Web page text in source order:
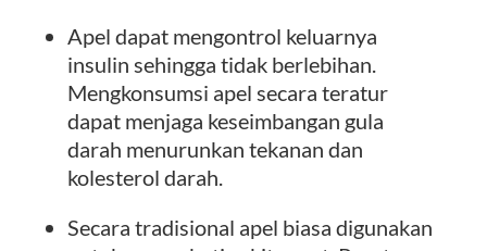
Apel dapat mengontrol keluarnya
insulin sehingga tidak berlebihan.
Mengkonsumsi apel secara teratur
dapat menjaga keseimbangan gula
darah menurunkan tekanan dan
kolesterol darah.
Secara tradisional apel biasa digunakan